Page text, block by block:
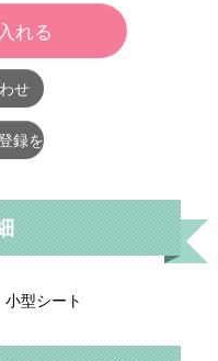
れる
せ
録をする
型シート